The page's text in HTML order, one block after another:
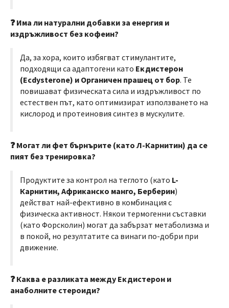
❓ Има ли натурални добавки за енергия и
издръжливост без кофеин?
Да, за хора, които избягват стимулантите,
подходящи са адаптогени като Екдистерон
(Ecdysterone) и Органичен прашец от бор. Те
повишават физическата сила и издръжливост по
естествен път, като оптимизират използването на
кислород и протеиновия синтез в мускулите.
❓ Могат ли фет бърнърите (като Л-Карнитин) да се
пият без тренировка?
Продуктите за контрол на теглото (като L-
Карнитин, Африканско манго, Берберин)
действат най-ефективно в комбинация с
физическа активност. Някои термогенни съставки
(като Форсколин) могат да забързат метаболизма и
в покой, но резултатите са винаги по-добри при
движение.
❓ Каква е разликата между Екдистерон и
анаболните стероиди?